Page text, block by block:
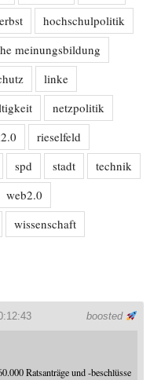
hochschulpolitik
meinungsbildung
linke
netzpolitik
rieselfeld
spd stadt
technik
web2.0
wissenschaft
boosted
Ratsanträge und -beschlüsse